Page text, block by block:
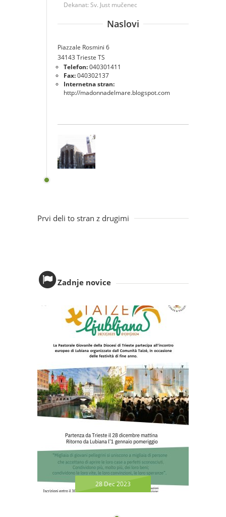
Dekanat: Sv. Just mučenec
Naslovi
Piazzale Rosmini 6
34143 Trieste TS
Telefon:040301411
Fax:040302137
Internetna stran:
http://madonnadelmare.blogspot.com
Prvi deli to stran z drugimi
Zadnje novice
28 Dec 2023